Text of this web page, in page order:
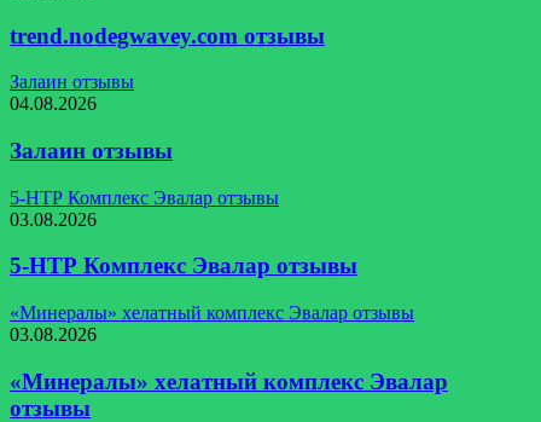
trend.nodegwavey.com отзывы
Залаин отзывы
04.08.2026
Залаин отзывы
5-НТР Комплекс Эвалар отзывы
03.08.2026
5-НТР Комплекс Эвалар отзывы
«Минералы» хелатный комплекс Эвалар отзывы
03.08.2026
«Минералы» хелатный комплекс Эвалар
отзывы